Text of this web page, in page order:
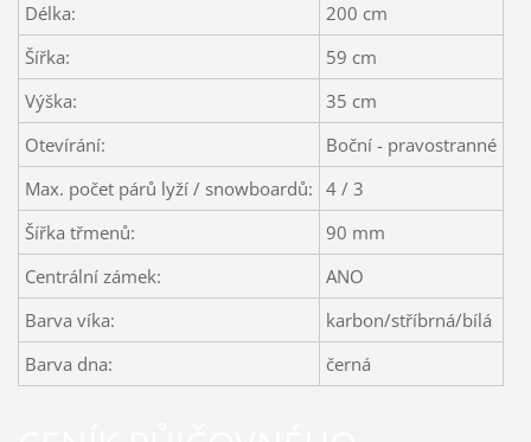
Délka:
200 cm
Šířka:
59 cm
Výška:
35 cm
Otevírání:
Boční - pravostranné
Max. počet párů lyží / snowboardů: 4 / 3
Šířka třmenů:
90 mm
Centrální zámek:
ANO
Barva víka:
karbon/stříbrná/bílá
Barva dna:
černá